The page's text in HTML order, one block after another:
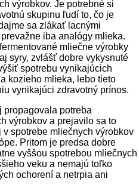
výrobkov. Je potrebné si
skupinu ľudí to, čo je
sa zlákať lacnými
iba analógy mlieka.
mliečne výrobky
syry, zvlášť dobre vykysnuté
spotrebu vynikajúcich
kozieho mlieka, lebo tieto
vynikajúci zdravotný prínos.
propagovala potreba
výrobkov a prejavilo sa to
spotrebe mliečnych výrobkov
Pritom je predsa dobre
vyššou spotrebou mliečnych
veku a nemajú toľko
ochorení a netrpia ani